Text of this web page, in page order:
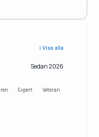
ℹ️ Visa alla
Sedan 2026
Expert Veteran